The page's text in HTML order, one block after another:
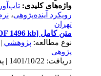
واژه‌های کلیدی:
رویکرد آینده‌پژوهی،
تهران
متن کامل [PDF 1496 kb]
نوع مطالعه: پژوهشي
پژوهی
دریافت: 1401/10/22 | پذیرش: 1401/11/25